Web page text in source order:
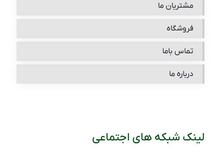
مشتریان ما
فروشگاه
تماس باما
درباره ما
لینک شبکه های اجتماعی